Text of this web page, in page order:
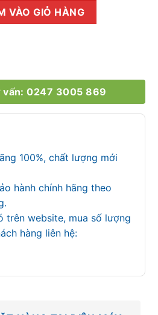
4K 65 inch 65Q60D số lượng
VÀO GIỎ HÀNG
vấn: 0247 3005 869
100%, chất lượng mới
hành chính hãng theo
trên website, mua số lượng
hàng liên hệ: